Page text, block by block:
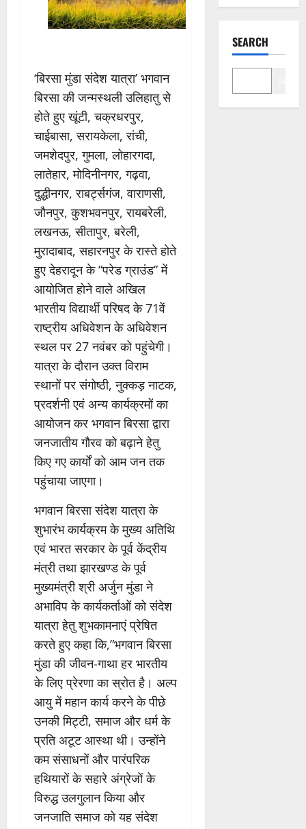
‘बिरसा मुंडा संदेश यात्रा’ भगवान
बिरसा की जन्मस्थली उलिहातु से
होते हुए खूंटी, चक्रधरपुर,
चाईबासा, सरायकेला, रांची,
जमशेदपुर, गुमला, लोहारगदा,
लातेहार, मोदिनीनगर, गढ़वा,
दुद्धीनगर, राबर्ट्सगंज, वाराणसी,
जौनपुर, कुशभवनपुर, रायबरेली,
लखनऊ, सीतापुर, बरेली,
मुरादाबाद, सहारनपुर के रास्ते होते
हुए देहरादून के “परेड ग्राउंड” में
आयोजित होने वाले अखिल
भारतीय विद्यार्थी परिषद के 71वें
राष्ट्रीय अधिवेशन के अधिवेशन
स्थल पर 27 नवंबर को पहुंचेगी।
यात्रा के दौरान उक्त विराम
स्थानों पर संगोष्ठी, नुक्कड़ नाटक,
प्रदर्शनी एवं अन्य कार्यक्रमों का
आयोजन कर भगवान बिरसा द्वारा
जनजातीय गौरव को बढ़ाने हेतु
किए गए कार्यों को आम जन तक
पहुंचाया जाएगा।
भगवान बिरसा संदेश यात्रा के
शुभारंभ कार्यक्रम के मुख्य अतिथि
एवं भारत सरकार के पूर्व केंद्रीय
मंत्री तथा झारखण्ड के पूर्व
मुख्यमंत्री श्री अर्जुन मुंडा ने
अभाविप के कार्यकर्ताओं को संदेश
यात्रा हेतु शुभकामनाएं प्रेषित
करते हुए कहा कि,”भगवान बिरसा
मुंडा की जीवन-गाथा हर भारतीय
के लिए प्रेरणा का स्रोत है। अल्प
आयु में महान कार्य करने के पीछे
उनकी मिट्टी, समाज और धर्म के
प्रति अटूट आस्था थी। उन्होंने
कम संसाधनों और पारंपरिक
हथियारों के सहारे अंग्रेजों के
विरुद्ध उलगुलान किया और
जनजाति समाज को यह संदेश
SEARCH